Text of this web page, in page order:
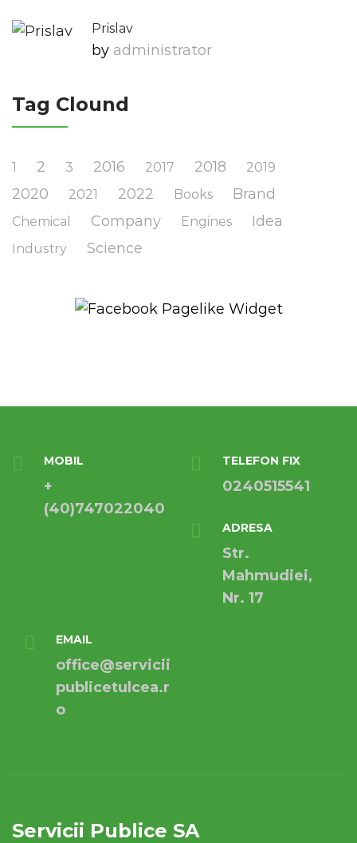
Prislav
by Administrator
Tag Clound
1 2 3 2016 2017 2018 2019
2020 2021 2022 Books Brand
Chemical Company Engines Idea
Industry Science
MOBIL
+
(40)747022040
TELEFON FIX
0240515541
ADRESA
Str.
Mahmudiei,
Nr. 17
EMAIL
office@servicii
publicetulcea.r
o
Servicii Publice SA